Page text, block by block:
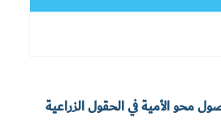
محو الأمية في الحقول الزراعية